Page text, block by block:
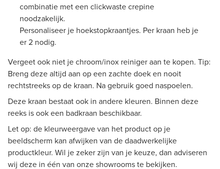
combinatie met een clickwaste crepine
noodzakelijk.
Personaliseer je hoekstopkraantjes. Per kraan heb je
er 2 nodig.
Vergeet ook niet je chroom/inox reiniger aan te kopen. Tip:
Breng deze altijd aan op een zachte doek en nooit
rechtstreeks op de kraan. Na gebruik goed naspoelen.
Deze kraan bestaat ook in andere kleuren. Binnen deze
reeks is ook een badkraan beschikbaar.
Let op: de kleurweergave van het product op je
beeldscherm kan afwijken van de daadwerkelijke
productkleur. Wil je zeker zijn van je keuze, dan adviseren
wij deze in één van onze showrooms te bekijken.